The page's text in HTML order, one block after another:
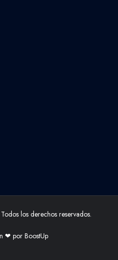
los derechos reservados.
❤ por BoostUp